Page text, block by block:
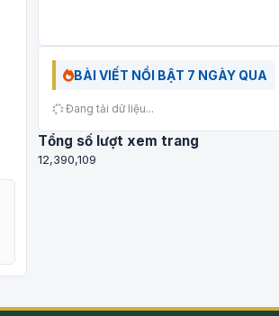
BÀI VIẾT NỔI BẬT 7 NGÀY QUA
Đang tải dữ liệu...
Tổng số lượt xem trang
12,390,109